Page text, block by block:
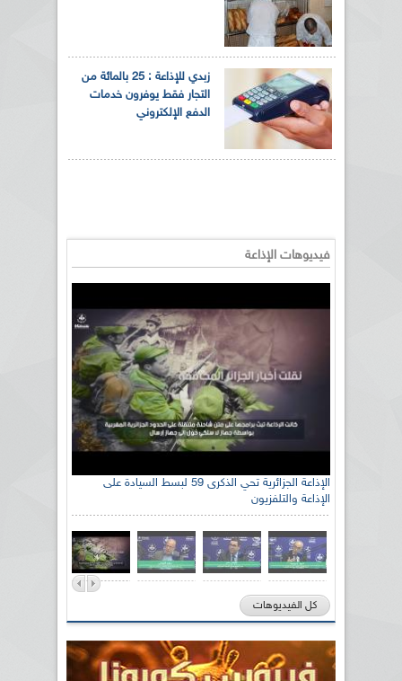
زبدي للإذاعة : 25 بالمائة من
التجار فقط يوفرون خدمات
الدفع الإلكتروني
فيديوهات الإذاعة
الإذاعة الجزائرية تحي الذكرى 59 لبسط السيادة على
الإذاعة والتلفزيون
كل الفيديوهات